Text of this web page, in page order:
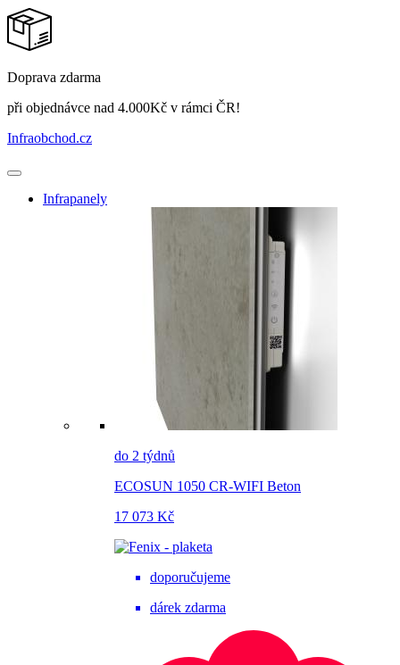
Doprava zdarma
při objednávce nad 4.000Kč v rámci ČR!
Infraobchod.cz
Infrapanely
do 2 týdnů
ECOSUN 1050 CR-WIFI Beton
17 073 Kč
doporučujeme
dárek zdarma